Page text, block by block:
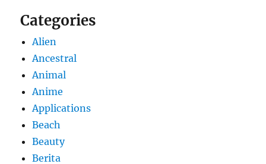
Categories
Alien
Ancestral
Animal
Anime
Applications
Beach
Beauty
Berita